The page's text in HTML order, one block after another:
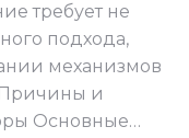
требует не
подхода,
механизмов
Причины и
Основные…